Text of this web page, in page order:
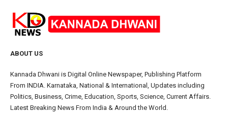
ABOUT US
Kannada Dhwani is Digital Online Newspaper, Publishing Platform
From INDIA. Karnataka, National & International, Updates including
Politics, Business, Crime, Education, Sports, Science, Current Affairs.
Latest Breaking News From India & Around the World.